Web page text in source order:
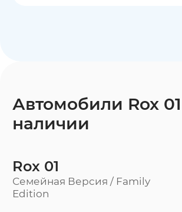
Автомобили Rox
наличии
Rox 01
Семейная Версия / Family
Edition